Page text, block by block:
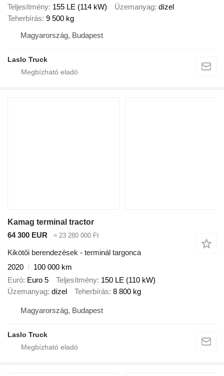
Teljesítmény 155 LE (114 kW) Üzemanyag dízel
Teherbírás 9 500 kg
Magyarország, Budapest
Laslo Truck
Kamag terminal tractor
64 300 EUR
≈ 23 280 000 Ft
Kikötői berendezések - terminál targonca
2020
100 000 km
Euró Euro 5 Teljesítmény 150 LE (110 kW)
Üzemanyag dízel Teherbírás 8 800 kg
Magyarország, Budapest
Laslo Truck